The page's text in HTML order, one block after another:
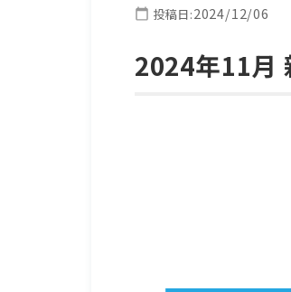
投稿日:2024/12/06
2024年11月